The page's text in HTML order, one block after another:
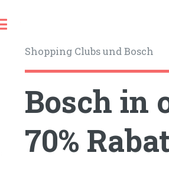
Shopping Clubs und Bosch
Bosch in
70%